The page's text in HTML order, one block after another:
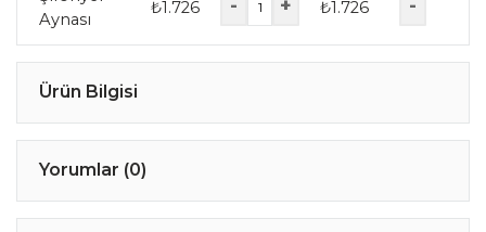
Aynası
₺1.726 - + ₺1.726 -
Ürün Bilgisi
Yorumlar (0)